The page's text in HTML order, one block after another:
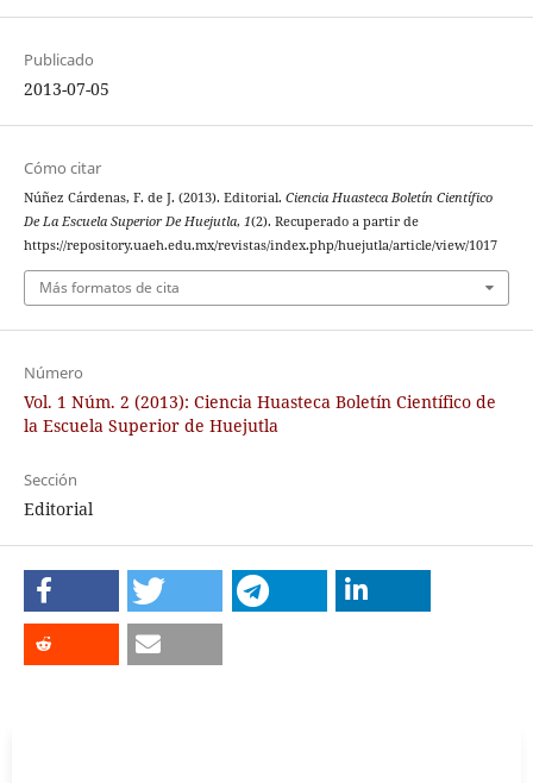
Publicado
2013-07-05
Cómo citar
Núñez Cárdenas, F. de J. (2013). Editorial. Ciencia Huasteca Boletín Científico
De La Escuela Superior De Huejutla, 1(2). Recuperado a partir de
https://repository.uaeh.edu.mx/revistas/index.php/huejutla/article/view/1017
Más formatos de cita
Número
Vol. 1 Núm. 2 (2013): Ciencia Huasteca Boletín Científico de
la Escuela Superior de Huejutla
Sección
Editorial